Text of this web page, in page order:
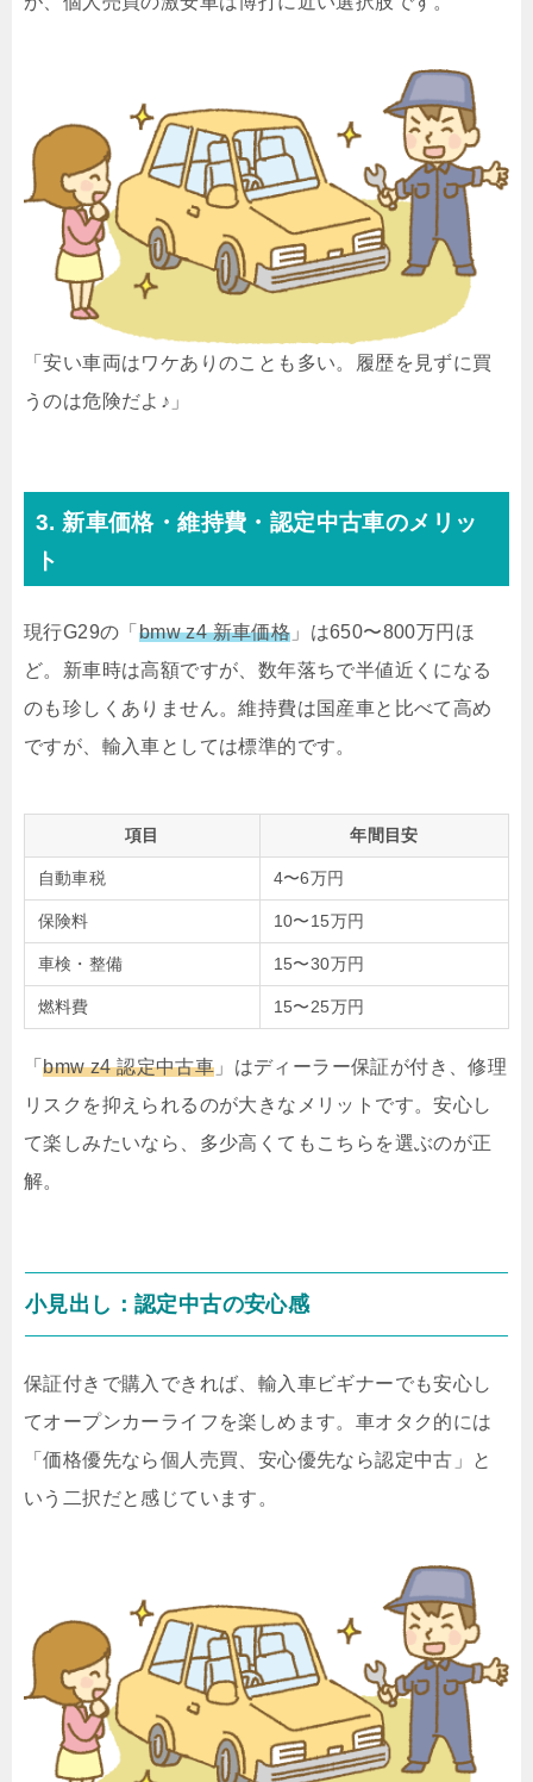
「安い車両はワケありのことも多い。履歴を見ずに買
うのは危険だよ♪」
3. 新車価格・維持費・認定中古車のメリッ
ト
現行G29の「 bmw z4 新車価格 」は650〜800万円ほ
ど。新車時は高額ですが、数年落ちで半値近くになる
のも珍しくありません。維持費は国産車と比べて高め
ですが、輸入車としては標準的です。
項目 年間目安
自動車税 4〜6万円
保険料 10〜15万円
車検・整備 15〜30万円
燃料費 15〜25万円
「bmw z4 認定中古車 」はディーラー保証が付き、修理
リスクを抑えられるのが大きなメリットです。安心し
て楽しみたいなら、多少高くてもこちらを選ぶのが正
解。
小見出し：認定中古の安心感
保証付きで購入できれば、輸入車ビギナーでも安心し
てオープンカーライフを楽しめます。車オタク的には
「価格優先なら個人売買、安心優先なら認定中古」と
いう二択だと感じています。